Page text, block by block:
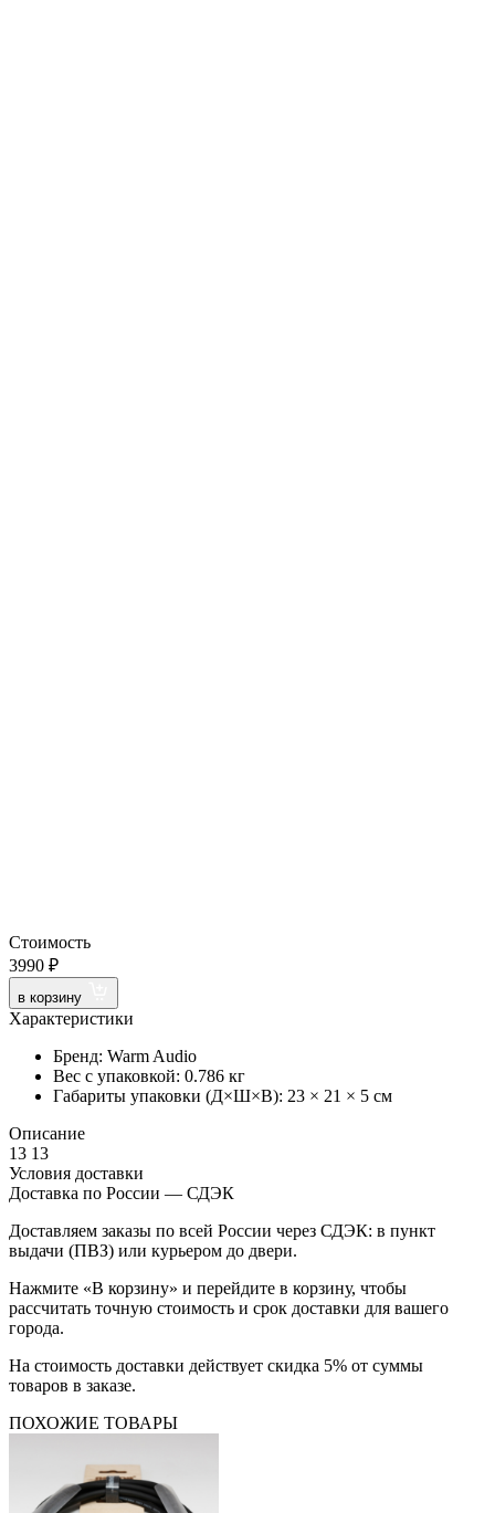
Стоимость
3990 ₽
в корзину
Характеристики
Бренд: Warm Audio
Вес с упаковкой: 0.786 кг
Габариты упаковки (Д×Ш×В): 23 × 21 × 5 см
Описание
13 13
Условия доставки
Доставка по России — СДЭК
Доставляем заказы по всей России через СДЭК: в пункт
выдачи (ПВЗ) или курьером до двери.
Нажмите «В корзину» и перейдите в корзину, чтобы
рассчитать точную стоимость и срок доставки для вашего
города.
На стоимость доставки действует скидка 5% от суммы
товаров в заказе.
ПОХОЖИЕ ТОВАРЫ